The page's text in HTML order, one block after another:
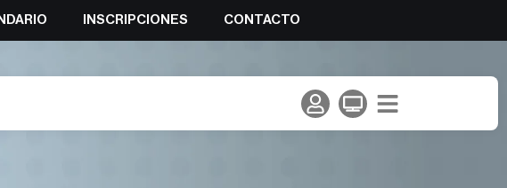
INSCRIPCIONES CONTACTO
y Pedro Romero con victoria en